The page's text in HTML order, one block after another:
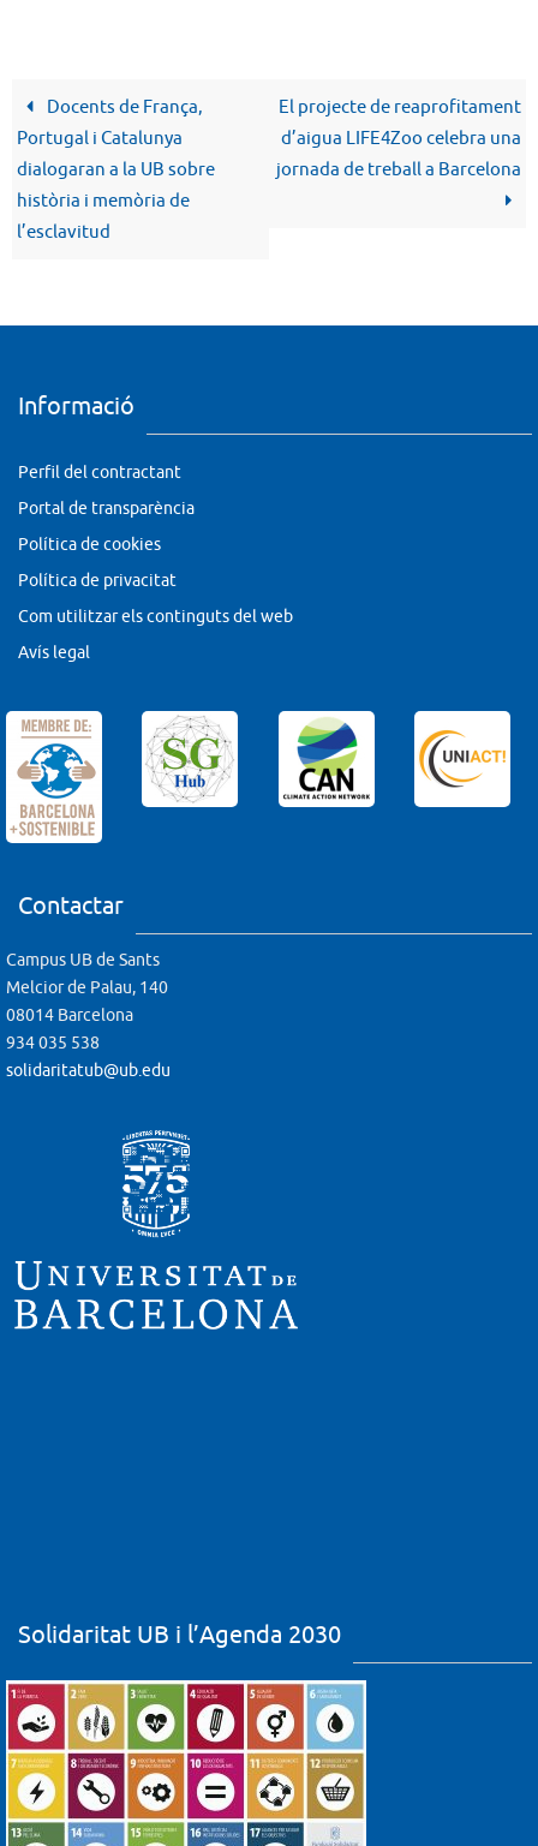
Docents de França,
Portugal i Catalunya
dialogaran a la UB sobre
història i memòria de
l’esclavitud
El projecte de reaprofitament
d’aigua LIFE4Zoo celebra una
jornada de treball a Barcelona
Informació
Perfil del contractant
Portal de transparència
Política de cookies
Política de privacitat
Com utilitzar els continguts del web
Avís legal
Contactar
Campus UB de Sants
Melcior de Palau, 140
08014 Barcelona
934 035 538
solidaritatub@ub.edu
Solidaritat UB i l’Agenda 2030